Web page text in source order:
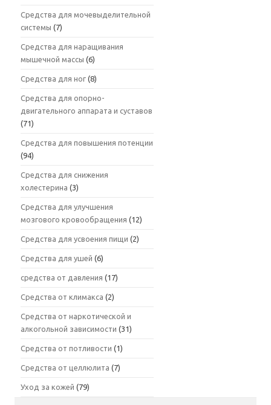
Средства для мочевыделительной
системы (7)
Средства для наращивания
мышечной массы (6)
Средства для ног (8)
Средства для опорно-
двигательного аппарата и суставов
(71)
Средства для повышения потенции
(94)
Средства для снижения
холестерина (3)
Средства для улучшения
мозгового кровообращения (12)
Средства для усвоения пищи (2)
Средства для ушей (6)
средства от давления (17)
Средства от климакса (2)
Средства от наркотической и
алкогольной зависимости (31)
Средства от потливости (1)
Средства от целлюлита (7)
Уход за кожей (79)